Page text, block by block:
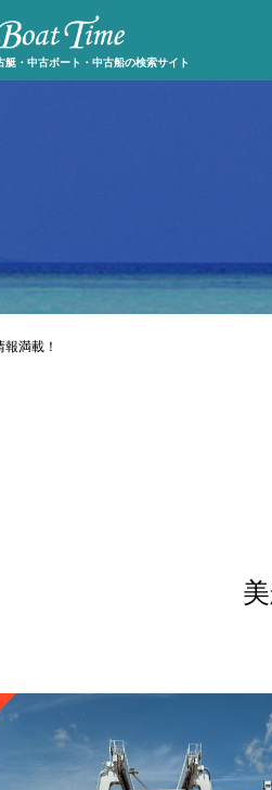
艇・中古ボート・中古船の検索サイト
満載！